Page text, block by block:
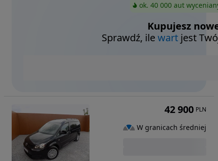
ok. 40 000 aut
Kupujesz
Sprawdź, ilewart jest
42 900 PLN
W granicach średniej